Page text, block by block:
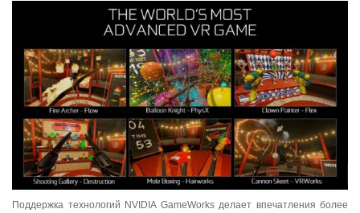
Поддержка технологий NVIDIA GameWorks делает впечатления более